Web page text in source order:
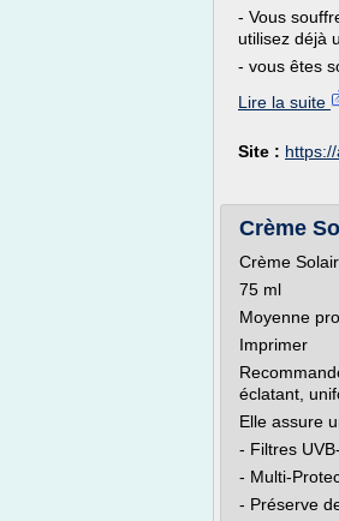
- Vous
utilisez déjà
- vous êtes
Lire la suite
Site :
Crème
Crème
75 ml
Moyenne
Imprimer
éclatant,
Elle assure
- Filtres
- Multi-
- Préserve